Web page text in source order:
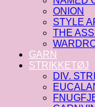
ONION
STYLE
THE
GARN
STRIKKETØJ
DIV.